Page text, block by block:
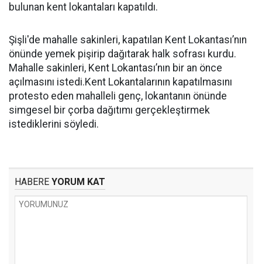
bulunan kent lokantaları kapatıldı.
Şişli'de mahalle sakinleri, kapatılan Kent Lokantası’nın
önünde yemek pişirip dağıtarak halk sofrası kurdu.
Mahalle sakinleri, Kent Lokantası’nın bir an önce
açılmasını istedi.Kent Lokantalarının kapatılmasını
protesto eden mahalleli genç, lokantanın önünde
simgesel bir çorba dağıtımı gerçekleştirmek
istediklerini söyledi.
HABERE YORUM KAT